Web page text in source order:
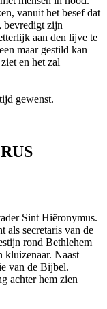
vanuit het besef dat
bevredigt zijn
aan den lijve te
maar gestild kan
en het zal
gewenst.
Sint Hiëronymus.
als secretaris van de
rond Bethlehem
kluizenaar. Naast
van de Bijbel.
achter hem zien